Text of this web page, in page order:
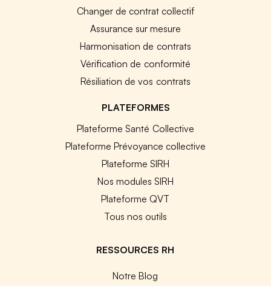
Changer de contrat collectif
Assurance sur mesure
Harmonisation de contrats
Vérification de conformité
Résiliation de vos contrats
PLATEFORMES
Plateforme Santé Collective
Plateforme Prévoyance collective
Plateforme SIRH
Nos modules SIRH
Plateforme QVT
Tous nos outils
RESSOURCES RH
Notre Blog